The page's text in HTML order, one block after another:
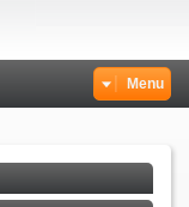
Menu